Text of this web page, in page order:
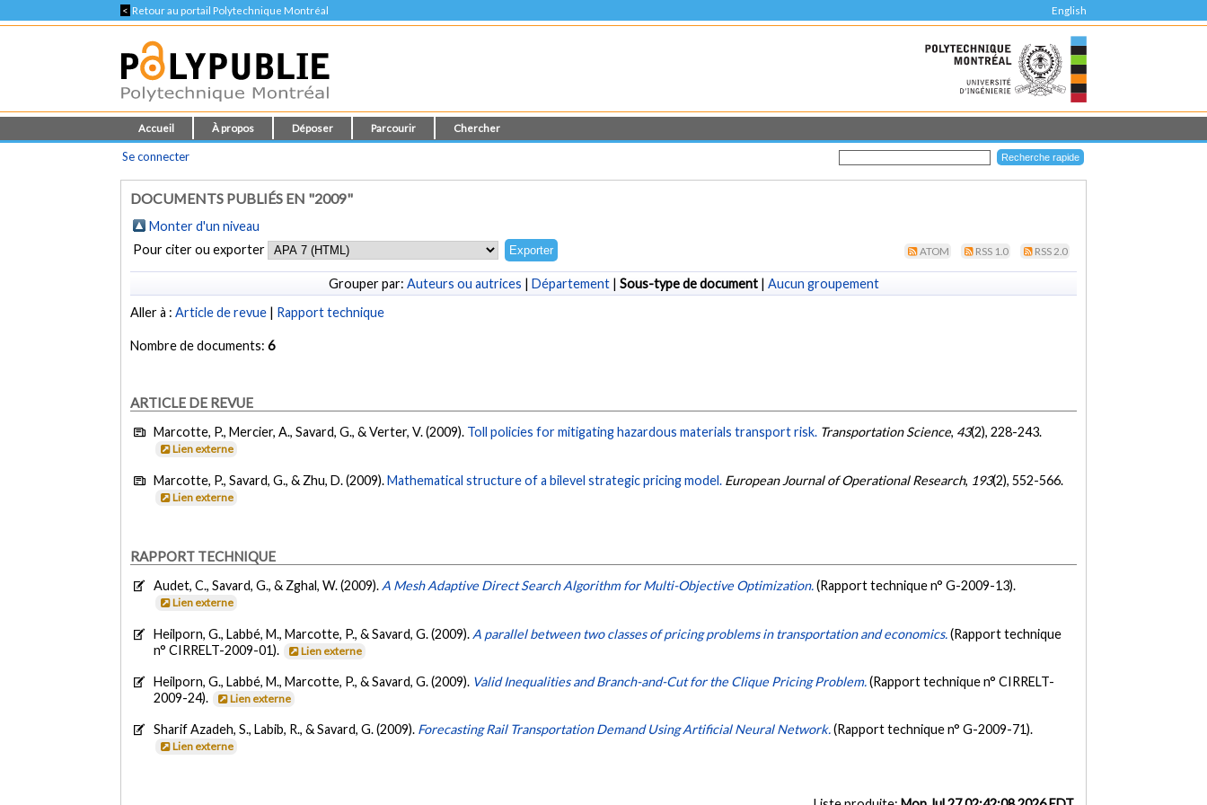
< Retour au portail Polytechnique Montréal English
Accueil À propos Déposer Parcourir Chercher
Se connecter
DOCUMENTS PUBLIÉS EN "2009"
Monter d'un niveau
Pour citer ou exporter
ATOM RSS 1.0 RSS 2.0
Grouper par: Auteurs ou autrices | Département| Sous-type de document| Aucun groupement
Aller à :Article de revue | Rapport technique
Nombre de documents:6
ARTICLE DE REVUE
Marcotte, P., Mercier, A., Savard, G., & Verter, V. (2009). Toll policies for mitigating hazardous materials transport risk. Transportation Science, 43(2), 228-243.
Lien externe
Marcotte, P., Savard, G., & Zhu, D. (2009).Mathematical structure of a bilevel strategic pricing model. European Journal of Operational Research, 193(2), 552-566.
Lien externe
RAPPORT TECHNIQUE
Audet, C., Savard, G., & Zghal, W. (2009). A Mesh Adaptive Direct Search Algorithm for Multi-Objective Optimization.(Rapport technique n° G-2009-13).
Lien externe
Heilporn, G., Labbé, M., Marcotte, P., & Savard, G. (2009). A parallel between two classes of pricing problems in transportation and economics.(Rapport technique
n° CIRRELT-2009-01).
Lien externe
Heilporn, G., Labbé, M., Marcotte, P., & Savard, G. (2009). Valid Inequalities and Branch-and-Cut for the Clique Pricing Problem.(Rapport technique n° CIRRELT-
2009-24).
Lien externe
Sharif Azadeh, S., Labib, R., & Savard, G. (2009). Forecasting Rail Transportation Demand Using Artificial Neural Network.(Rapport technique n° G-2009-71).
Lien externe